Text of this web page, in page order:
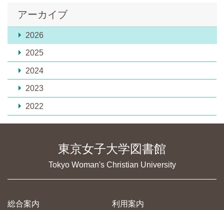
アーカイブ
2026
2025
2024
2023
2022
東京女子大学図書館
Tokyo Woman's Christian University
総合案内
利用案内